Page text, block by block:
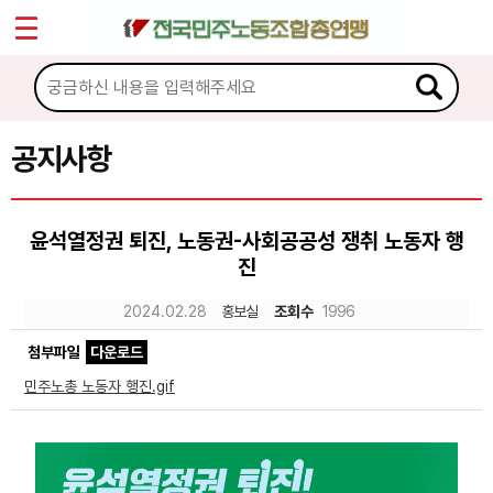
공지사항
윤석열정권 퇴진, 노동권-사회공공성 쟁취 노동자 행
진
2024.02.28 홍보실 조회수 1996
첨부파일
다운로드
민주노총 노동자 행진.gif
마이페이지
소개
소식
공지사항
성명·보도
노동상담
자료
부설기관
Sketchbook5, 스케치북5
Sketchbook5, 스케치북5